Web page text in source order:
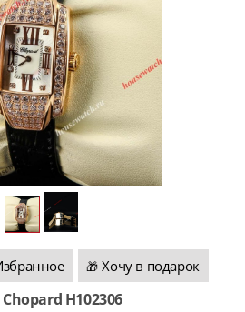
🎁 Хочу в подарок
Chopard H102306